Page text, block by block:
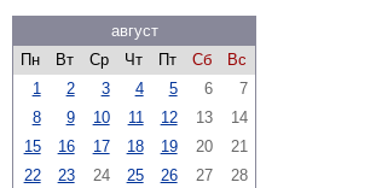
август
Пн
Вт Ср Чт Пт Сб
Вс
1
2 3 4 5 6
7
8
9 10 11 12 13
14
15
16 17 18 19 20
21
22
23 24 25 26 27
28